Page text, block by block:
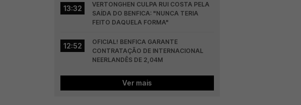
13:32
VERTONGHEN CULPA RUI COSTA PELA
SAÍDA DO BENFICA: "NUNCA TERIA
FEITO DAQUELA FORMA"
12:52
OFICIAL! BENFICA GARANTE
CONTRATAÇÃO DE INTERNACIONAL
NEERLANDÊS DE 2,04M
Ver mais